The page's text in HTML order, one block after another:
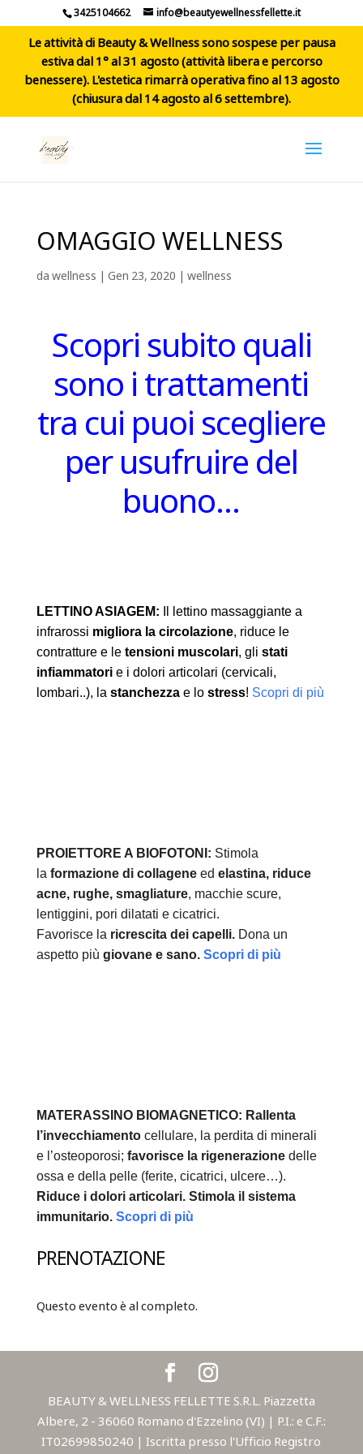
3425104662 info@beautyewellnessfellette.it
Le attività di Beauty & Wellness sono sospese per pausa
estiva dal 1° al 31 agosto (attività libera e percorso
benessere). L'estetica rimarrà operativa fino al 13 agosto
(chiusura dal 14 agosto al 6 settembre).
OMAGGIO WELLNESS
dawellness | Gen 23, 2020 | wellness
Scopri subito quali
sono i trattamenti
tra cui puoi scegliere
per usufruire del
buono…
LETTINO ASIAGEM:
Il lettino massaggiante a
infrarossi migliora la circolazione, riduce le
contratture e le tensioni muscolari, gli stati
infiammatori e i dolori articolari (cervicali,
lombari..), la stanchezzae lo stress! Scopri di più
PROIETTORE A BIOFOTONI: Stimola
la formazione di collagene ed elastina, riduce
acne, rughe, smagliature, macchie scure,
lentiggini, pori dilatati e cicatrici.
Favorisce la ricrescita dei capelli. Dona un
aspetto più giovane e sano. Scopri di più
MATERASSINO BIOMAGNETICO: Rallenta
l’invecchiamentocellulare, la perdita di minerali
e l’osteoporosi; favorisce la rigenerazionedelle
ossa e della pelle (ferite, cicatrici, ulcere…).
Riduce i dolori articolari. Stimola il sistema
immunitario. Scopri di più
PRENOTAZIONE
Questo evento è al completo.
BEAUTY & WELLNESS FELLETTE S.R.L. Piazzetta
Albere, 2 - 36060 Romano d'Ezzelino (VI) | P.I.: e C.F.:
IT02699850240 | Iscritta presso l'Ufficio Registro